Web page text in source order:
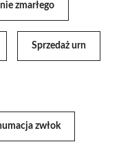
zmarłego
Sprzedaż urn
zwłok